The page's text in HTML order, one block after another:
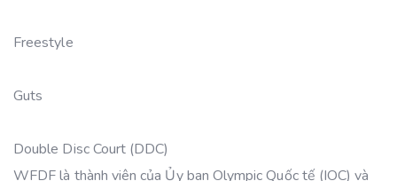
Freestyle
Guts
Double Disc Court (DDC)
WFDF là thành viên của Ủy ban Olympic Quốc tế (IOC) và